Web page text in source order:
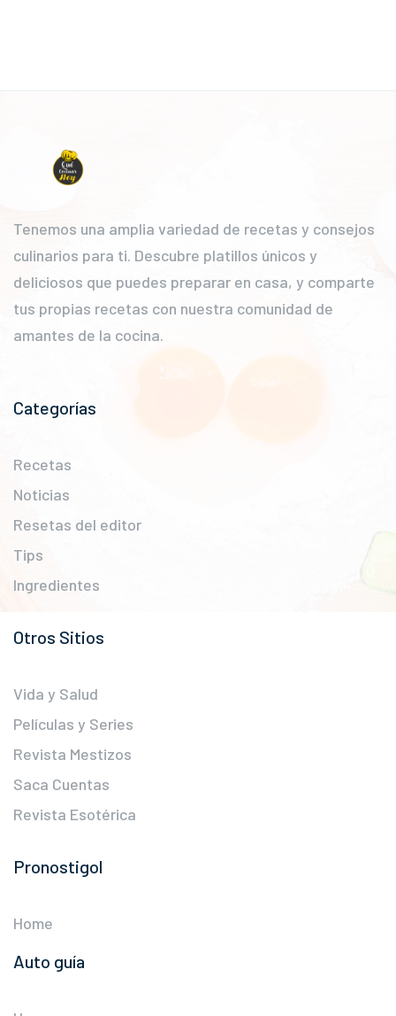
Tenemos una amplia variedad de recetas y consejos
culinarios para ti. Descubre platillos únicos y
deliciosos que puedes preparar en casa, y comparte
tus propias recetas con nuestra comunidad de
amantes de la cocina.
Categorías
Recetas
Noticias
Resetas del editor
Tips
Ingredientes
Otros Sitios
Vida y Salud
Películas y Series
Revista Mestizos
Saca Cuentas
Revista Esotérica
Pronostigol
Home
Auto guía